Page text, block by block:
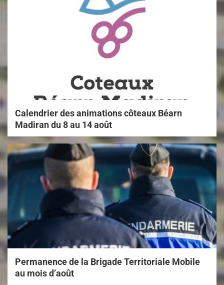
Calendrier des animations côteaux Béarn
Madiran du 8 au 14 août
Permanence de la Brigade Territoriale Mobile
au mois d’août